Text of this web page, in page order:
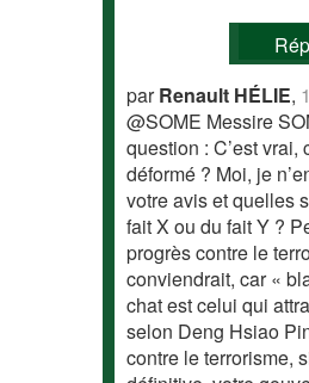
parRenault HÉLIE,
@SOME Messire
question : C’est vrai,
déformé ? Moi, je
votre avis et quelles
fait X ou du fait Y ?
progrès contre le
conviendrait, car «
chat est celui qui
selon Deng Hsiao
contre le terrorisme,